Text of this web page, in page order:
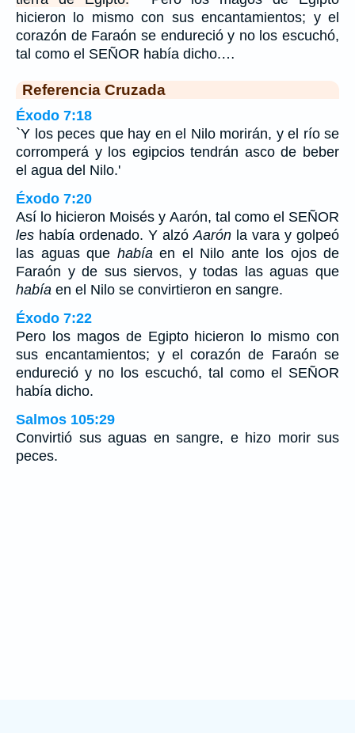
hicieron lo mismo con sus encantamientos; y el
corazón de Faraón se endureció y no los escuchó,
tal como el SEÑOR había dicho.…
Referencia Cruzada
Éxodo 7:18
`Y los peces que hay en el Nilo morirán, y el río se
corromperá y los egipcios tendrán asco de beber
el agua del Nilo.'
Éxodo 7:20
Así lo hicieron Moisés y Aarón, tal como el SEÑOR
les había ordenado. Y alzóAarón la vara y golpeó
las aguas que habíaen el Nilo ante los ojos de
Faraón y de sus siervos, y todas las aguas que
había en el Nilo se convirtieron en sangre.
Éxodo 7:22
Pero los magos de Egipto hicieron lo mismo con
sus encantamientos; y el corazón de Faraón se
endureció y no los escuchó, tal como el SEÑOR
había dicho.
Salmos 105:29
Convirtió sus aguas en sangre, e hizo morir sus
peces.